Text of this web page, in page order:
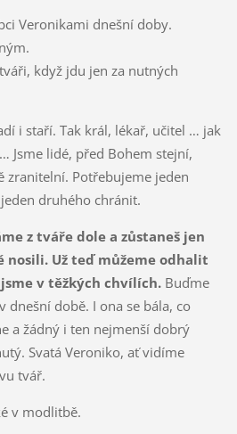
Veronikami dnešní doby.
když jdu jen za nutných
i staří. Tak král, lékař, učitel … jak
Jsme lidé, před Bohem stejní,
zranitelní. Potřebujeme jeden
druhého chránit.
z tváře dole a zůstaneš jen
nosili. Už teď můžeme odhalit
v těžkých chvílích. Buďme
dnešní době. I ona se bála, co
a žádný i ten nejmenší dobrý
Svatá Veroniko, ať vidíme
tvář.
v modlitbě.